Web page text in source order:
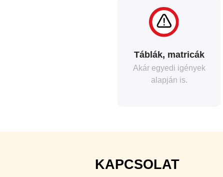
Táblák, matricák
Akár egyedi igények
alapján is.
KAPCSOLAT